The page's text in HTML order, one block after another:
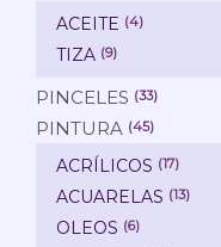
ACEITE (4)
TIZA (9)
PINCELES (33)
PINTURA (45)
ACRÍLICOS (17)
ACUARELAS (13)
OLEOS (6)